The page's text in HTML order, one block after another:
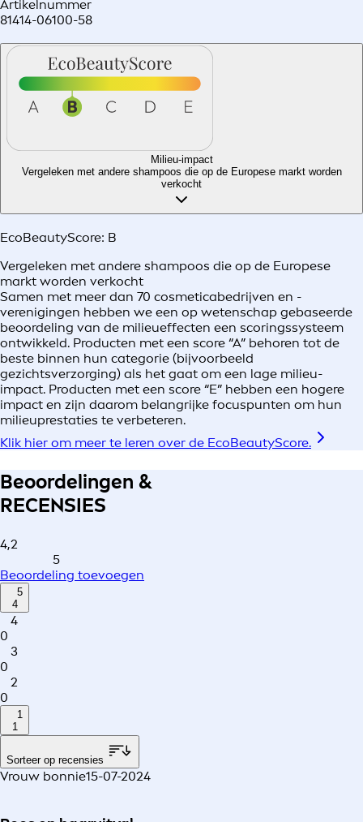
Artikelnummer
81414-06100-58
Milieu-impact
Vergeleken met andere shampoos die op de Europese markt worden
verkocht
EcoBeautyScore: B
Vergeleken met andere shampoos die op de Europese
markt worden verkocht
Samen met meer dan 70 cosmeticabedrijven en -
verenigingen hebben we een op wetenschap gebaseerde
beoordeling van de milieueffecten een scoringssysteem
ontwikkeld. Producten met een score “A” behoren tot de
beste binnen hun categorie (bijvoorbeeld
gezichtsverzorging) als het gaat om een lage milieu-
impact. Producten met een score “E” hebben een hogere
impact en zijn daarom belangrijke focuspunten om hun
milieuprestaties te verbeteren.
Klik hier om meer te leren over de EcoBeautyScore.
Beoordelingen &
RECENSIES
4,2
5
Beoordeling toevoegen
5
4
4
0
3
0
2
0
1
1
Sorteer op recensies
Vrouw bonnie15-07-2024